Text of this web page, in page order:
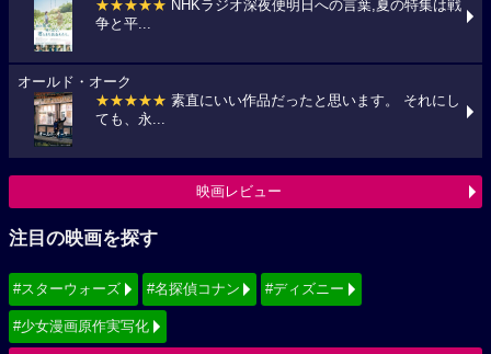
★★★★★ NHKラジオ深夜便明日への言葉,夏の特集は戦
争と平...
オールド・オーク
★★★★★ 素直にいい作品だったと思います。 それにし
ても、永...
映画レビュー
注目の映画を探す
#スターウォーズ #名探偵コナン #ディズニー
#少女漫画原作実写化